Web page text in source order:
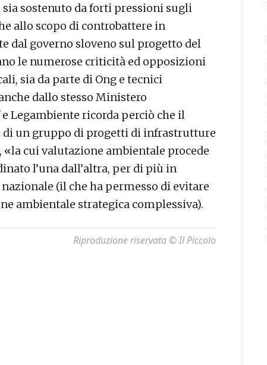
sostenuto da forti pressioni sugli
allo scopo di controbattere in
dal governo sloveno sul progetto del
le numerose criticità ed opposizioni
sia da parte di Ong e tecnici
dallo stesso Ministero
Legambiente ricorda perciò che il
di un gruppo di progetti di infrastrutture
«la cui valutazione ambientale procede
l’una dall’altra, per di più in
(il che ha permesso di evitare
ambientale strategica complessiva).
Riproduzione riservata © Il Piccolo